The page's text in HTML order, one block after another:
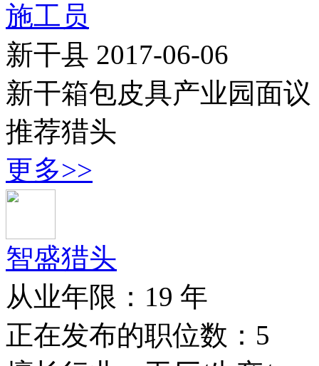
施工员
新干县 2017-06-06
新干箱包皮具产业园面议
推荐猎头
更多>>
智盛猎头
从业年限：19 年
正在发布的职位数：5